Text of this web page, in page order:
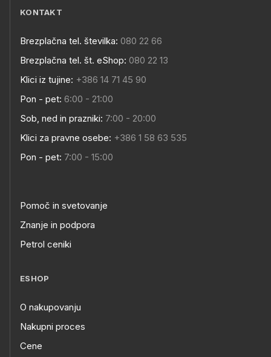
KONTAKT
Brezplačna tel. številka: 080 22 66
Brezplačna tel. št. eShop: 080 22 13
Klici iz tujine: +386 14 71 45 90
Pon - pet: 6:00 - 21:00
Sob, ned in prazniki: 7:00 - 20:00
Klici za pravne osebe: +386 1 58 63 535
Pon - pet: 7:00 - 15:00
Pomoč in svetovanje
Znanje in podpora
Petrol ceniki
ESHOP
O nakupovanju
Nakupni proces
Cene